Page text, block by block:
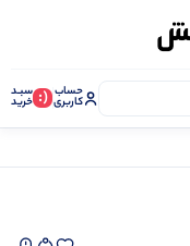
حساب
کاربری (: سبـد
خرید